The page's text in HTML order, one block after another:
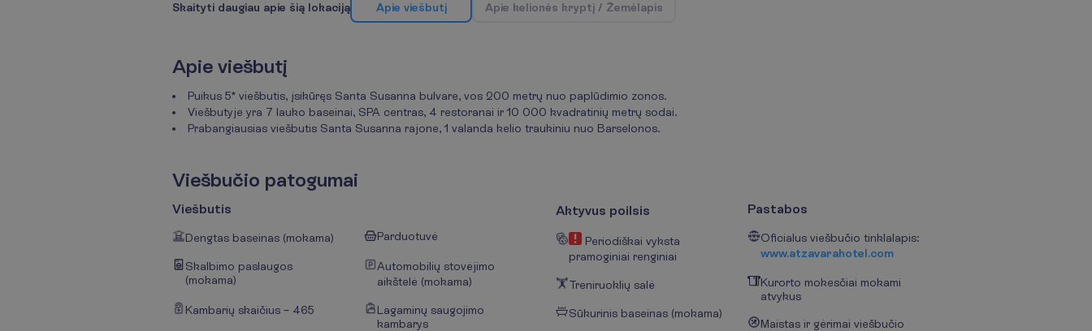
Skaityti daugiau apie šią lokaciją Apie viešbutį Apie kelionės kryptį / Žemėlapis
Apie viešbutį
Puikus 5* viešbutis, įsikūręs Santa Susanna bulvare, vos 200 metrų nuo paplūdimio zonos.
Viešbutyje yra 7 lauko baseinai, SPA centras, 4 restoranai ir 10 000 kvadratinių metrų sodai.
Prabangiausias viešbutis Santa Susanna rajone, 1 valanda kelio traukiniu nuo Barselonos.
Viešbučio patogumai
Viešbutis
Dengtas baseinas (mokama) Parduotuvė
Skalbimo paslaugos
(mokama)
Automobilių stovėjimo
aikštelė (mokama)
Kambarių skaičius – 465
Lagaminų saugojimo
kambarys
Aktyvus poilsis
Periodiškai vyksta
pramoginiai renginiai
Treniruoklių salė
Sūkurinis baseinas (mokama)
Pastabos
Oficialus viešbučio tinklalapis:
www.atzavarahotel.com
Kurorto mokesčiai mokami
atvykus
Maistas ir gėrimai viešbučio